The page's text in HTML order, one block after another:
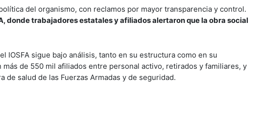
del organismo, con reclamos por mayor transparencia y control.
donde trabajadores estatales y afiliados alertaron que la obra social
sigue bajo análisis, tanto en su estructura como en su
de 550 mil afiliados entre personal activo, retirados y familiares, y
salud de las Fuerzas Armadas y de seguridad.